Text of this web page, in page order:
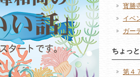
寳勝
イベ
ガー
ちょっ
第４